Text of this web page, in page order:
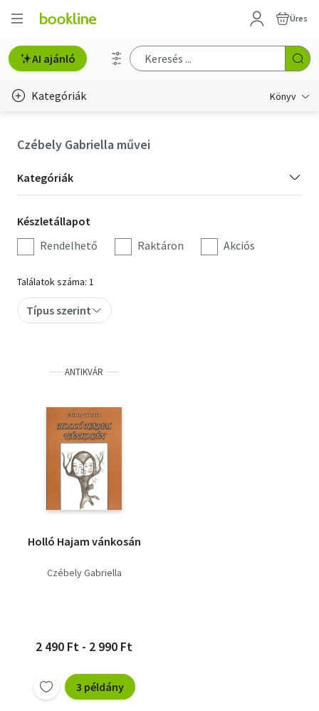
Üres
AI ajánló
Kategóriák Könyv
Hobbi, szabadidő
Irodalom
Művészet
Szakkönyv
Tankönyv, segédkönyv
Társadalomtudomány
Természettudomány
Történelem
Czébely Gabriella művei
Kategória
szűrés
Kategóriák
Készletállapot
szűrés
Készletállapot
Rendelhető
Raktáron Akciós
Találatok száma: 1
Típus szerint
ANTIKVÁR
Holló Hajam vánkosán
Czébely Gabriella
2 490 Ft - 2 990 Ft
3 példány